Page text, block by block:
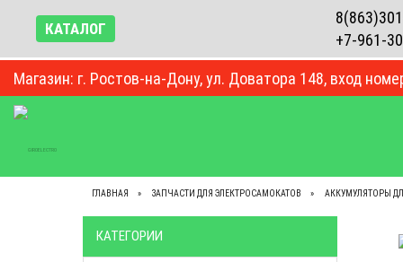
КАТАЛОГ
+7-961-
Магазин: г. Ростов-на-Дону, ул. Доватора 148, вход
ГЛАВНАЯ ЗАПЧАСТИ ДЛЯ ЭЛЕКТРОСАМОКАТОВ АККУМУЛЯТОРЫ
КАТЕГОРИИ